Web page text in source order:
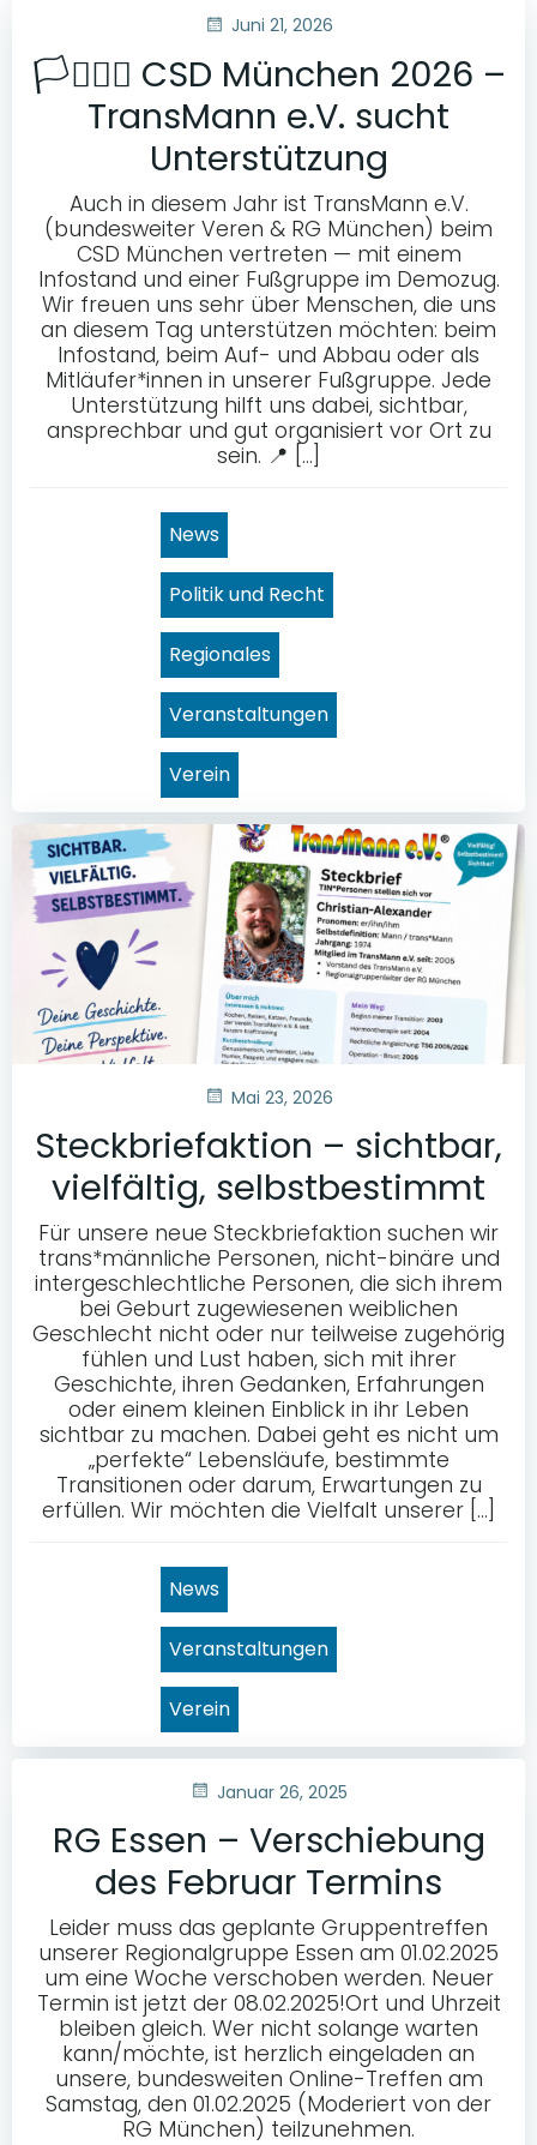
Juni 21, 2026
🏳️‍⚧️🏳️‍🌈 CSD München 2026 –
TransMann e.V. sucht
Unterstützung
Auch in diesem Jahr ist TransMann e.V.
(bundesweiter Veren & RG München) beim
CSD München vertreten — mit einem
Infostand und einer Fußgruppe im Demozug.
Wir freuen uns sehr über Menschen, die uns
an diesem Tag unterstützen möchten: beim
Infostand, beim Auf- und Abbau oder als
Mitläufer*innen in unserer Fußgruppe. Jede
Unterstützung hilft uns dabei, sichtbar,
ansprechbar und gut organisiert vor Ort zu
sein. 📍 […]
News
Politik und Recht
Regionales
Veranstaltungen
Verein
Mai 23, 2026
Steckbriefaktion – sichtbar,
vielfältig, selbstbestimmt
Für unsere neue Steckbriefaktion suchen wir
trans*männliche Personen, nicht-binäre und
intergeschlechtliche Personen, die sich ihrem
bei Geburt zugewiesenen weiblichen
Geschlecht nicht oder nur teilweise zugehörig
fühlen und Lust haben, sich mit ihrer
Geschichte, ihren Gedanken, Erfahrungen
oder einem kleinen Einblick in ihr Leben
sichtbar zu machen. Dabei geht es nicht um
„perfekte“ Lebensläufe, bestimmte
Transitionen oder darum, Erwartungen zu
erfüllen. Wir möchten die Vielfalt unserer […]
News
Veranstaltungen
Verein
Januar 26, 2025
RG Essen – Verschiebung
des Februar Termins
Leider muss das geplante Gruppentreffen
unserer Regionalgruppe Essen am 01.02.2025
um eine Woche verschoben werden. Neuer
Termin ist jetzt der 08.02.2025!Ort und Uhrzeit
bleiben gleich. Wer nicht solange warten
kann/möchte, ist herzlich eingeladen an
unsere, bundesweiten Online-Treffen am
Samstag, den 01.02.2025 (Moderiert von der
RG München) teilzunehmen.